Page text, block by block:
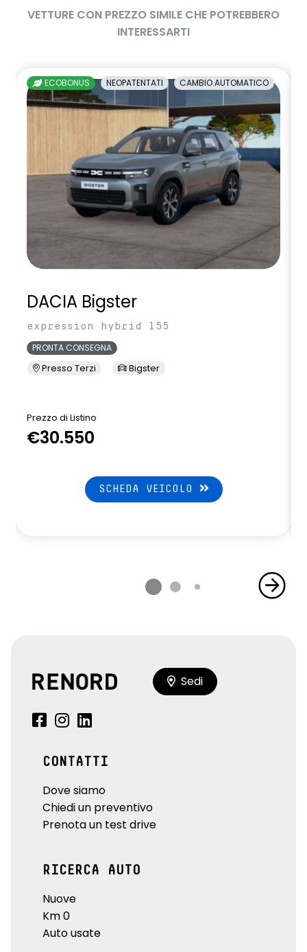
VETTURE CON PREZZO SIMILE CHE POTREBBERO
INTERESSARTI
ECOBONUS NEOPATENTATI CAMBIO AUTOMATICO
DACIA Bigster
expression hybrid 155
PRONTA CONSEGNA
Presso Terzi Bigster
Prezzo di Listino
€30.550
SCHEDA VEICOLO
Sedi
CONTATTI
Dove siamo
Chiedi un preventivo
Prenota un test drive
RICERCA AUTO
Nuove
Km 0
Auto usate